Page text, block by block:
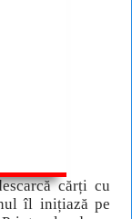
cărți cu
îl inițiază pe